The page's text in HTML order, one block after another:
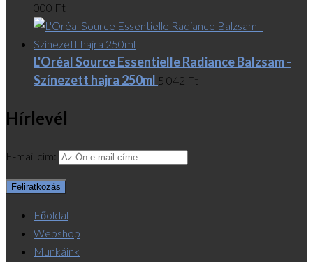
000 Ft
L'Oréal Source Essentielle Radiance Balzsam -
Színezett hajra 250ml 5 042 Ft
Hírlevél
E-mail cím:
Főoldal
Webshop
Munkáink